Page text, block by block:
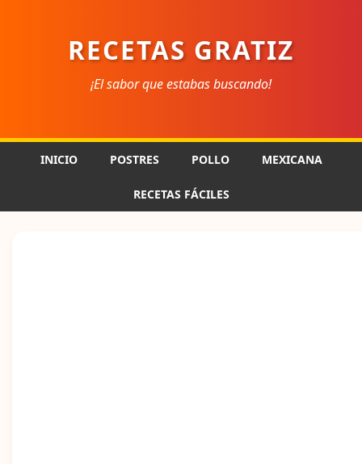
RECETAS GRATIZ
¡El sabor que estabas buscando!
INICIO POSTRES POLLO MEXICANA
RECETAS FÁCILES